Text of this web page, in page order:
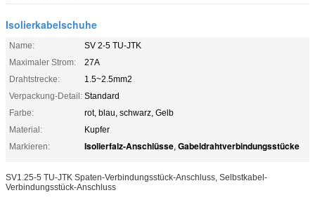
Isolierkabelschuhe
Name:
SV 2-5 TU-JTK
Maximaler Strom:
27A
Drahtstrecke:
1.5~2.5mm2
Verpackung-Detail: Standard
Farbe:
rot, blau, schwarz, Gelb
Material:
Kupfer
Markieren:
Isolierfalz-Anschlüsse, Gabeldrahtverbindungsstücke
SV1.25-5 TU-JTK Spaten-Verbindungsstück-Anschluss, Selbstkabel-
Verbindungsstück-Anschluss